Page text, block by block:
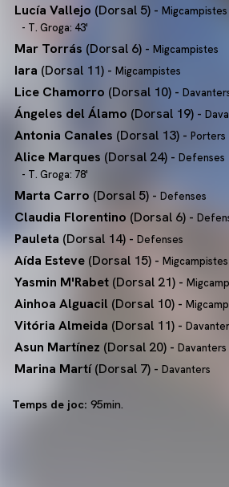
Lucía Vallejo (Dorsal 5) - Migcampistes
- T. Groga: 43'
Mar Torrás (Dorsal 6) - Migcampistes
Iara (Dorsal 11) - Migcampistes
Lice Chamorro (Dorsal 10) -
Ángeles del Álamo (Dorsal 19) -
Antonia Canales (Dorsal 13) - Porters
Alice Marques (Dorsal 24) - Defenses
- T. Groga: 78'
Marta Carro (Dorsal 5) - Defenses
Claudia Florentino (Dorsal 6) -
Pauleta (Dorsal 14) - Defenses
Aída Esteve (Dorsal 15) - Migcampistes
Yasmin M'Rabet (Dorsal 21) -
Ainhoa Alguacil (Dorsal 10) -
Vitória Almeida (Dorsal 11) -
Asun Martínez (Dorsal 20) - Davanters
Marina Martí(Dorsal 7) - Davanters
Temps de joc: 95min.